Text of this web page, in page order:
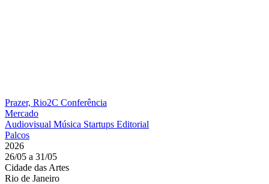
Prazer, Rio2C Conferência
Mercado
Audiovisual Música Startups Editorial
Palcos
2026
26/05 a 31/05
Cidade das Artes
Rio de Janeiro